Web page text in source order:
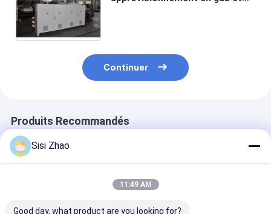
Continuer
Produits Recommandés
Sisi Zhao
11:49 AM
Good day, what product are you looking for?